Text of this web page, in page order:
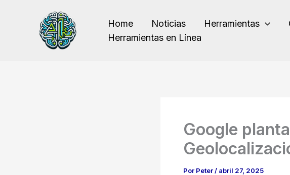
contenido
Home Noticias Herramientas
Herramientas en Línea
Google
Por Peter/ abril 27, 2025